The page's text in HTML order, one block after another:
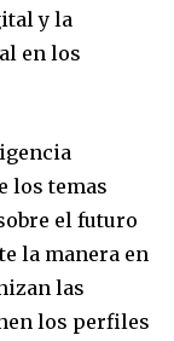
y la
en los
los temas
el futuro
la manera en
las
los perfiles